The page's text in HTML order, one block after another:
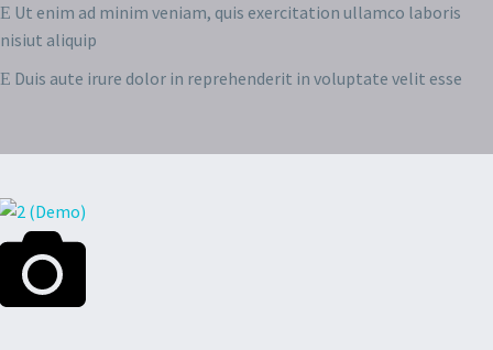
Ut enim ad minim veniam, quis exercitation ullamco laboris
nisiut aliquip
Duis aute irure dolor in reprehenderit in voluptate velit esse